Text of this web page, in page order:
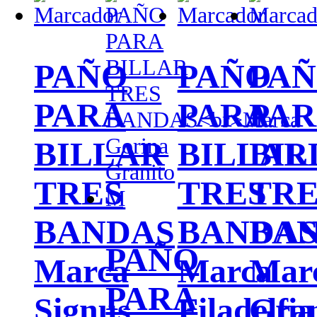
PAÑO
PARA
BILLAR
TRES
BANDAS
Marca
Signus
PAÑO
PARA
PAÑO
PARA
BILLAR
TRES
Marca
Filadelfia